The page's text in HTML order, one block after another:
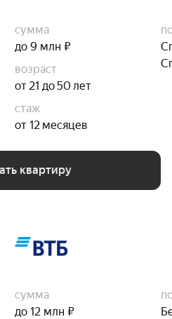
сумма
до 9 млн ₽
возраст
от 21 до 50 лет
стаж
от 12 месяцев
квартиру
сумма
до 12 млн ₽